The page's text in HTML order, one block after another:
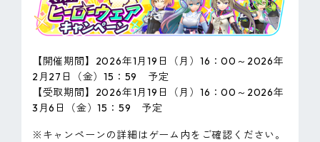
【開催期間】2026年1月19日（月）16：00～2026年
2月27日（金）15：59 予定
【受取期間】2026年1月19日（月）16：00～2026年
3月6日（金）15：59 予定
※キャンペーンの詳細はゲーム内をご確認ください。